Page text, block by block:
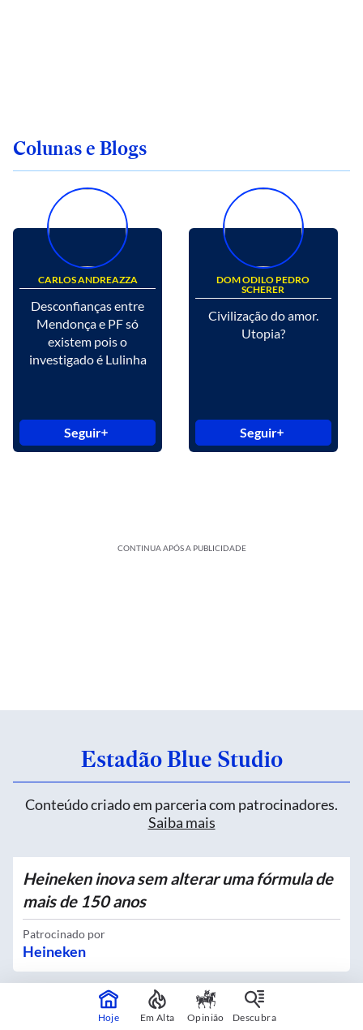
Colunas e Blogs
CARLOS ANDREAZZA
Desconfianças entre
Mendonça e PF só
existem pois o
investigado é Lulinha
Seguir
DOM ODILO PEDRO
SCHERER
Civilização do amor.
Utopia?
Seguir
CONTINUA APÓS A PUBLICIDADE
Estadão Blue Studio
Conteúdo criado em parceria com patrocinadores.
Saiba mais
Heineken inova sem alterar uma fórmula de
mais de 150 anos
Patrocinado por
Heineken
Quatro novos Bosques Urbanos recebem
Hoje Em Alta Opinião Descubra